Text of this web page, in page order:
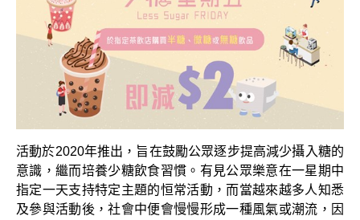
活動於2020年推出，旨在鼓勵公眾逐步提高減少攝入糖的
意識，繼而培養少糖飲食習慣。有見公眾樂意在一星期中
指定一天支持特定主題的恒常活動，而當越來越多人知悉
及參與活動後，社會中便會慢慢形成一種風氣或潮流，因